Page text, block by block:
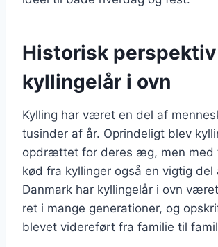
Historisk perspektiv
kyllingelår i ovn
Kylling har været en del af
tusinder af år. Oprindeligt blev
opdrættet for deres æg, men med
kød fra kyllinger også en vigtig del
Danmark har kyllingelår i ovn
ret i mange generationer, og
blevet videreført fra familie til